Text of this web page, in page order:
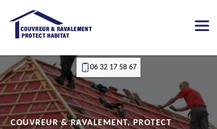
06 32 17 58 67
COUVREUR & RAVALEMENT, PROTECT